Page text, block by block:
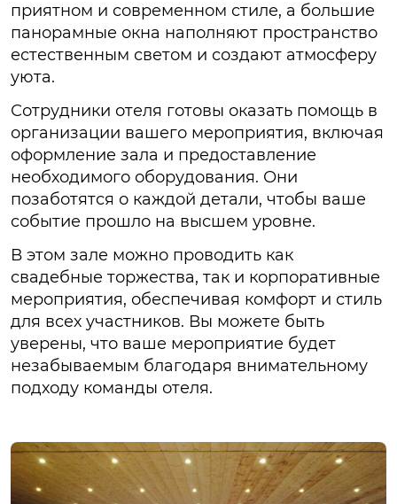
приятном и современном стиле, а большие
панорамные окна наполняют пространство
естественным светом и создают атмосферу
уюта.
Сотрудники отеля готовы оказать помощь в
организации вашего мероприятия, включая
оформление зала и предоставление
необходимого оборудования. Они
позаботятся о каждой детали, чтобы ваше
событие прошло на высшем уровне.
В этом зале можно проводить как
свадебные торжества, так и корпоративные
мероприятия, обеспечивая комфорт и стиль
для всех участников. Вы можете быть
уверены, что ваше мероприятие будет
незабываемым благодаря внимательному
подходу команды отеля.